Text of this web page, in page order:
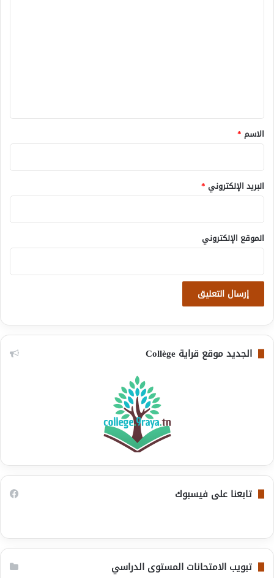
*
الاسم *
البريد الإلكتروني *
الموقع الإلكتروني
الجديد موقع قراية Collège
تابعنا على فيسبوك
تبويب الامتحانات المستوى الدراسي